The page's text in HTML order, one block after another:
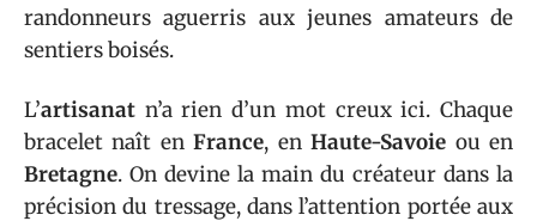
randonneurs aguerris aux jeunes amateurs de
sentiers boisés.
L’artisanat n’a rien d’un mot creux ici. Chaque
bracelet naît enFrance, enHaute-Savoie ou en
Bretagne. On devine la main du créateur dans la
précision du tressage, dans l’attention portée aux